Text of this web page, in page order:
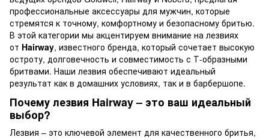
профессиональные аксессуары для мужчин, которые
стремятся к точному, комфортному и безопасному бритью.
В этой категории мы акцентируем внимание на лезвиях
от Hairway, известного бренда, который сочетает высокую
остроту, долговечность и совместимость с Т-образными
бритвами. Наши лезвия обеспечивают идеальный
результат как в домашних условиях, так и в барбершопе.
Почему лезвия Hairway – это ваш идеальный
выбор?
Лезвия – это ключевой элемент для качественного бритья,